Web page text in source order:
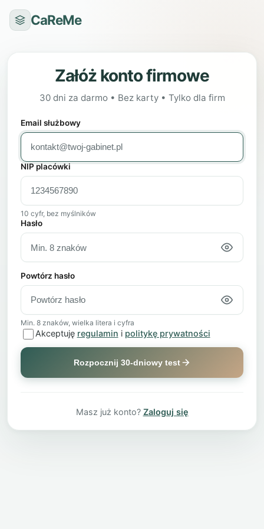
CaReMe
Załóż konto firmowe
30 dni za darmo • Bez karty • Tylko dla firm
Email służbowy
NIP placówki
10 cyfr, bez myślników
Hasło
Powtórz hasło
Min. 8 znaków, wielka litera i cyfra
Akceptuję regulamin i politykę prywatności
Rozpocznij 30-dniowy test
Masz już konto? Zaloguj się